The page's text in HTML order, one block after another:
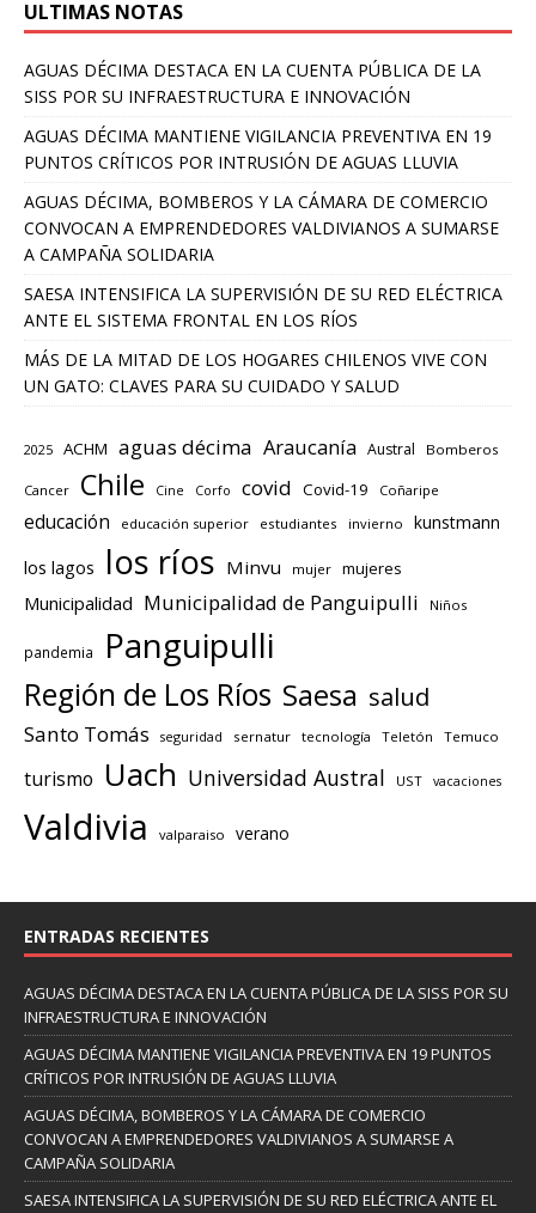
ULTIMAS NOTAS
AGUAS DÉCIMA DESTACA EN LA CUENTA PÚBLICA DE LA
SISS POR SU INFRAESTRUCTURA E INNOVACIÓN
AGUAS DÉCIMA MANTIENE VIGILANCIA PREVENTIVA EN 19
PUNTOS CRÍTICOS POR INTRUSIÓN DE AGUAS LLUVIA
AGUAS DÉCIMA, BOMBEROS Y LA CÁMARA DE COMERCIO
CONVOCAN A EMPRENDEDORES VALDIVIANOS A SUMARSE
A CAMPAÑA SOLIDARIA
SAESA INTENSIFICA LA SUPERVISIÓN DE SU RED ELÉCTRICA
ANTE EL SISTEMA FRONTAL EN LOS RÍOS
MÁS DE LA MITAD DE LOS HOGARES CHILENOS VIVE CON
UN GATO: CLAVES PARA SU CUIDADO Y SALUD
2025 ACHM aguas décima Araucanía Austral Bomberos
Cancer Chile Cine Corfo covid Covid-19 Coñaripe
educación educación superior estudiantes invierno kunstmann
los lagos los ríos Minvu mujer mujeres
Municipalidad Municipalidad de Panguipulli Niños
pandemia Panguipulli
Región de Los Ríos Saesa salud
Santo Tomás seguridad sernatur tecnología Teletón Temuco
turismo Uach Universidad Austral UST vacaciones
Valdivia valparaiso verano
ENTRADAS RECIENTES
AGUAS DÉCIMA DESTACA EN LA CUENTA PÚBLICA DE LA SISS POR SU
INFRAESTRUCTURA E INNOVACIÓN
AGUAS DÉCIMA MANTIENE VIGILANCIA PREVENTIVA EN 19 PUNTOS
CRÍTICOS POR INTRUSIÓN DE AGUAS LLUVIA
AGUAS DÉCIMA, BOMBEROS Y LA CÁMARA DE COMERCIO
CONVOCAN A EMPRENDEDORES VALDIVIANOS A SUMARSE A
CAMPAÑA SOLIDARIA
SAESA INTENSIFICA LA SUPERVISIÓN DE SU RED ELÉCTRICA ANTE EL